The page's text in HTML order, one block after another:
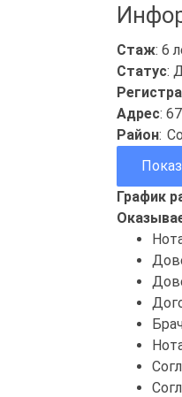
Стаж: 6
Статус:
Адрес:
Район:
График